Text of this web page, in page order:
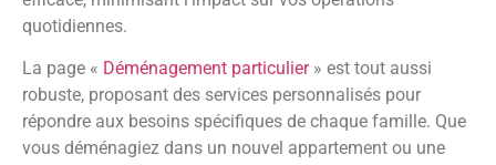
quotidiennes.
La page « Déménagement particulier» est tout aussi
robuste, proposant des services personnalisés pour
répondre aux besoins spécifiques de chaque famille. Que
vous déménagiez dans un nouvel appartement ou une